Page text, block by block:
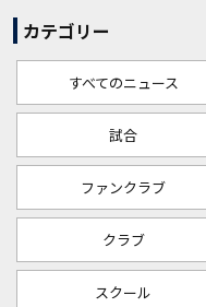
カテゴリー
すべてのニュース
試合
ファンクラブ
クラブ
スクール